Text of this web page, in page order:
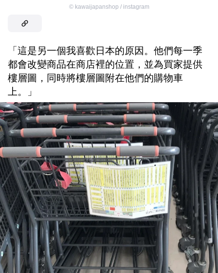
© kawaijapanshop / instagram
「這是另一個我喜歡日本的原因。他們每一季
都會改變商品在商店裡的位置，並為買家提供
樓層圖，同時將樓層圖附在他們的購物車
上。」